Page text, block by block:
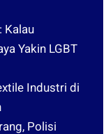
Kalau
Yakin LGBT
Industri di
Polisi